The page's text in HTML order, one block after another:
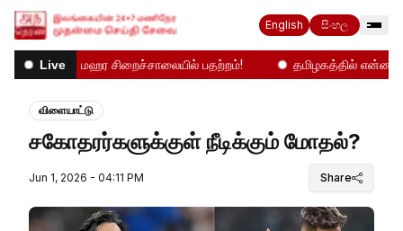
English සිංහල
Liveமஹர சிறைச்சாலையில் பதற்றம்! தமிழகத்தில் என்ன
விளையாட்டு
சகோதரர்களுக்குள் நீடிக்கும் மோதல்?
Jun 1, 2026 - 04:11 PM Share